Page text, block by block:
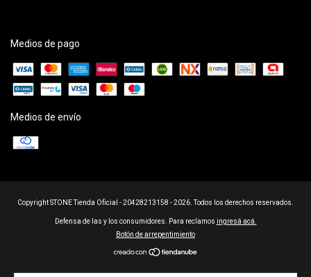
Medios de pago
Medios de envío
Copyright STONE Tienda Oficial - 20428213158 - 2026. Todos los derechos reservados.
Defensa de las y los consumidores. Para reclamos ingresá acá.
Botón de arrepentimiento